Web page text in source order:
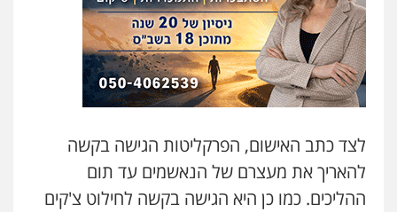
לצד כתב האישום, הפרקליטות הגישה בקשה
להאריך את מעצרם של הנאשמים עד תום
ההליכים. כמו כן היא הגישה בקשה לחילוט צ'קים